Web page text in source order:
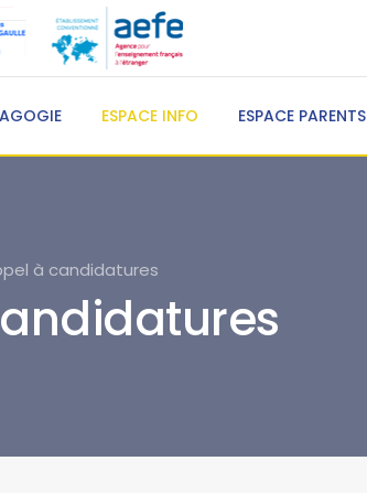
ESPACE INFO ESPACE PARENTS
à candidatures